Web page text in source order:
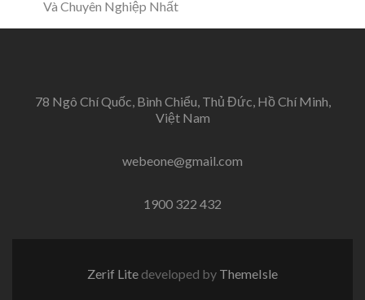
Và Chuyên Nghiệp Nhất
78 Ngô Chí Quốc, Bình Chiểu, Thủ Đức, Hồ Chí Minh,
Việt Nam
webeone@gmail.com
1900 322 432
Zerif Lite developed by ThemeIsle